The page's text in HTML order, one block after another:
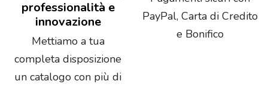
professionalità e
innovazione
Mettiamo a tua
completa disposizione
un catalogo con più di
PayPal, Carta di Credito
e Bonifico